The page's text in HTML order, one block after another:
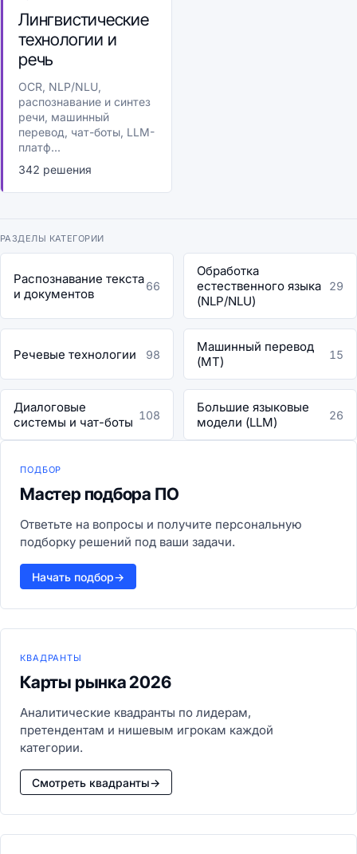
Лингвистические
технологии и
речь
OCR, NLP/NLU,
распознавание и синтез
речи, машинный
перевод, чат-боты, LLM-
платф...
342 решения
РАЗДЕЛЫ КАТЕГОРИИ
Распознавание текста
и документов
66
Обработка
естественного языка
(NLP/NLU)
29
Речевые технологии 98
Машинный перевод
(MT)
15
Диалоговые
системы и чат-боты 108
Большие языковые
модели (LLM)
26
ПОДБОР
Мастер подбора ПО
Ответьте на вопросы и получите персональную
подборку решений под ваши задачи.
Начать подбор→
КВАДРАНТЫ
Карты рынка 2026
Аналитические квадранты по лидерам,
претендентам и нишевым игрокам каждой
категории.
Смотреть квадранты→